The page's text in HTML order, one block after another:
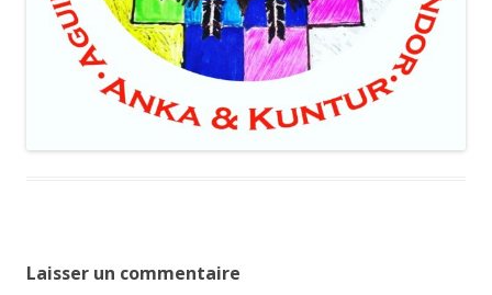
Laisser un commentaire